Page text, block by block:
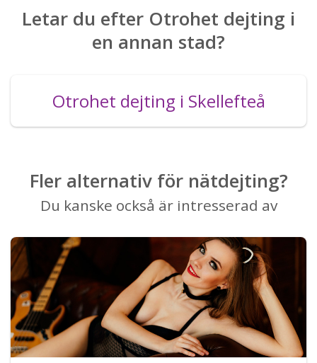
Letar du efter Otrohet dejting i
en annan stad?
Otrohet dejting i Skellefteå
Fler alternativ för nätdejting?
Du kanske också är intresserad av